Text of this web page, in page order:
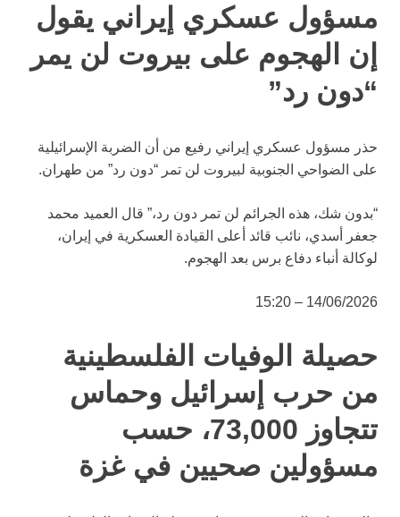
مسؤول عسكري إيراني يقول
إن الهجوم على بيروت لن يمر
“دون رد”
حذر مسؤول عسكري إيراني رفيع من أن الضربة الإسرائيلية
على الضواحي الجنوبية لبيروت لن تمر “دون رد” من طهران.
“بدون شك، هذه الجرائم لن تمر دون رد،” قال العميد محمد
جعفر أسدي، نائب قائد أعلى القيادة العسكرية في إيران،
لوكالة أنباء دفاع برس بعد الهجوم.
14/06/2026 – 15:20
حصيلة الوفيات الفلسطينية
من حرب إسرائيل وحماس
تتجاوز 73,000، حسب
مسؤولين صحيين في غزة